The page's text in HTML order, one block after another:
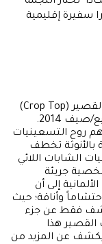
سفيرة إقليمية
ذكرت مجلة المرأة «إيلي» الألمانية أن التوب القصير (Crop Top)
يمثل أحدث صيحات الموضة النسائية في ربيع/صيف 2014.
روح التسعينيات
بالأنوثة تخطف
الشابات اللائي
جريئة
إلى أن
وأناقة؛ حيث
فقط عن جزء
القصير هذا
عن المزيد من